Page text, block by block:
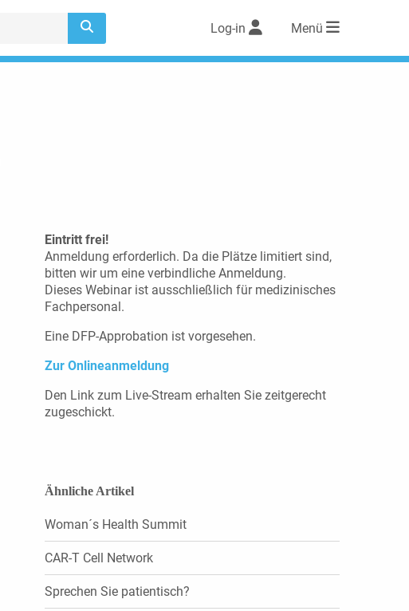
Log-in Menü
Eintritt frei!
Anmeldung erforderlich. Da die Plätze limitiert sind,
bitten wir um eine verbindliche Anmeldung.
Dieses Webinar ist ausschließlich für medizinisches
Fachpersonal.
Eine DFP-Approbation ist vorgesehen.
Zur Onlineanmeldung
Den Link zum Live-Stream erhalten Sie zeitgerecht
zugeschickt.
Ähnliche Artikel
Woman´s Health Summit
CAR-T Cell Network
Sprechen Sie patientisch?